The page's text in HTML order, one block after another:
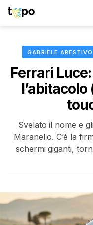
GABRIELE ARESTIVO
Ferrari
l’abitacolo
Svelato il nome e
Maranello. C’è la
schermi giganti,